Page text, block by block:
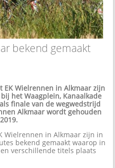
bekend gemaakt
EK Wielrennen in Alkmaar zijn
het Waagplein, Kanaalkade
finale van de wegwedstrijd
Alkmaar wordt gehouden
Wielrennen in Alkmaar zijn in
bekend gemaakt waarop in
verschillende titels plaats